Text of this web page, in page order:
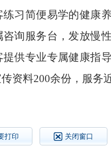
习简便易学的健康
询服务台，发放慢
供专业专属健康指
资料200余份，服务
打印 关闭窗口